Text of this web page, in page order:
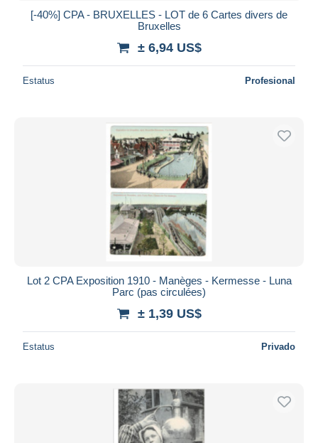
[-40%] CPA - BRUXELLES - LOT de 6 Cartes divers de
Bruxelles
± 6,94 US$
Estatus Profesional
Lot 2 CPA Exposition 1910 - Manèges - Kermesse - Luna
Parc (pas circulées)
± 1,39 US$
Estatus Privado